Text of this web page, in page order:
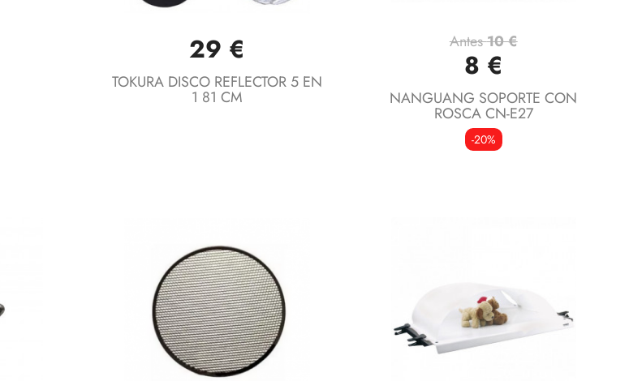
Vista rápida
29 €
TOKURA DISCO REFLECTOR 5 EN
1 81 CM
Vista rápida
Antes10 €
8 €
NANGUANG SOPORTE CON
ROSCA CN-E27
-20%